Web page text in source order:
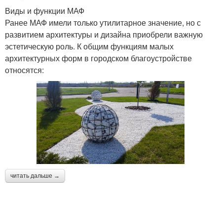
Виды и функции МАФ
Ранее МАФ имели только утилитарное значение, но с
развитием архитектуры и дизайна приобрели важную
эстетическую роль. К общим функциям малых
архитектурных форм в городском благоустройстве
относятся:
читать дальше →